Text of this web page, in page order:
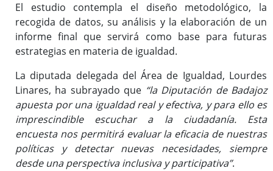
El estudio contempla el diseño metodológico, la
recogida de datos, su análisis y la elaboración de un
informe final que servirá como base para futuras
estrategias en materia de igualdad.
La diputada delegada del Área de Igualdad, Lourdes
Linares, ha subrayado que “la Diputación de Badajoz
apuesta por una igualdad real y efectiva, y para ello es
imprescindible escuchar a la ciudadanía. Esta
encuesta nos permitirá evaluar la eficacia de nuestras
políticas y detectar nuevas necesidades, siempre
desde una perspectiva inclusiva y participativa”.